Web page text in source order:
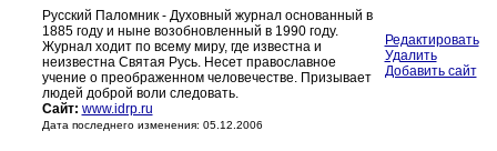
Русский Паломник - Духовный журнал основанный в
1885 году и ныне возобновленный в 1990 году.
Журнал ходит по всему миру, где известна и
неизвестна Святая Русь. Несет православное
учение о преображенном человечестве. Призывает
людей доброй воли следовать.
Сайт: www.idrp.ru
Дата последнего изменения: 05.12.2006
Редактировать
Удалить
Добавить сайт